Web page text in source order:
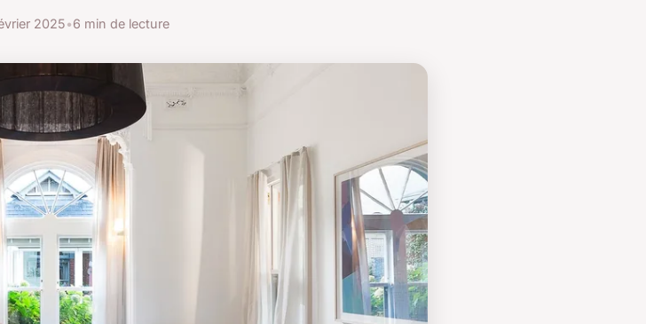
2025•6 min de lecture